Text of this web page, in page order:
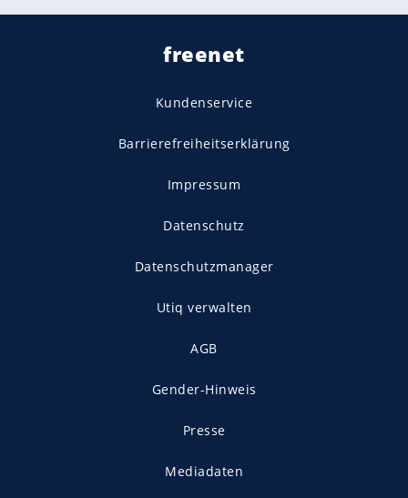
freenet
Kundenservice
Barrierefreiheitserklärung
Impressum
Datenschutz
Datenschutzmanager
Utiq verwalten
AGB
Gender-Hinweis
Presse
Mediadaten